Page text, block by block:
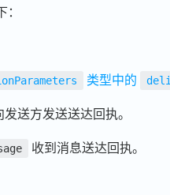
类型中的
送方发送送达回执。
收到消息送达回执。